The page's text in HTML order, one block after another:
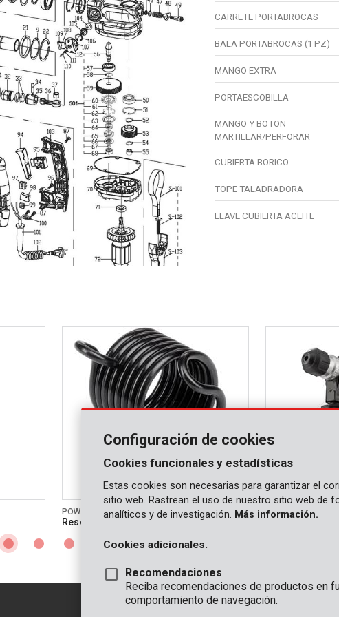
480 min-1
40 mm
3780 strks/min
38 mm
0 strks/min
48 MO.
CARRETE PORTABROCAS
BALA PORTABROCAS (1 PZ)
MANGO EXTRA
PORTAESCOBILLA
MANGO Y BOTON
MARTILLAR/PERFORAR
CUBIERTA BORICO
TOPE TALADRADORA
LLAVE CUBIERTA ACEITE
POWAIR0108
Resorte para cincel neumático
POWC1030
Martillo
Configuración de cookies
Cookies funcionales y estadísticas
Estas cookies son necesarias para garantizar el
sitio web. Rastrean el uso de nuestro sitio web de
analíticos y de investigación. Más información.
Cookies adicionales.
Recomendaciones
Reciba recomendaciones de productos en
comportamiento de navegación.